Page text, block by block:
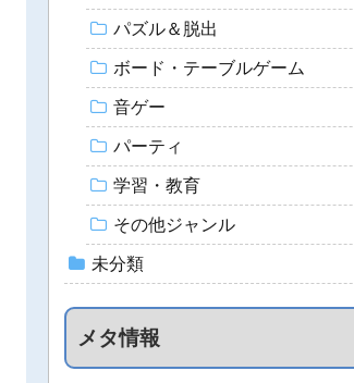
パズル＆脱出
ボード・テーブルゲーム
音ゲー
パーティ
学習・教育
その他ジャンル
未分類
メタ情報